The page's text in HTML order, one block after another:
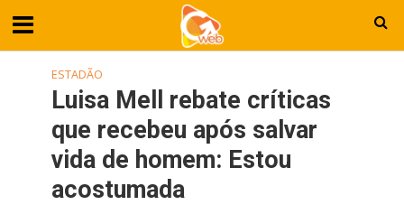
ESTADÃO
Luisa Mell rebate críticas
que recebeu após salvar
vida de homem: Estou
acostumada